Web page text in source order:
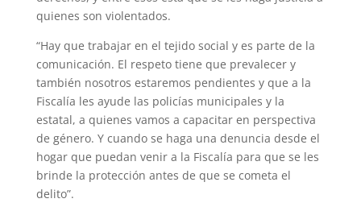
quienes son violentados.
“Hay que trabajar en el tejido social y es parte de la
comunicación. El respeto tiene que prevalecer y
también nosotros estaremos pendientes y que a la
Fiscalía les ayude las policías municipales y la
estatal, a quienes vamos a capacitar en perspectiva
de género. Y cuando se haga una denuncia desde el
hogar que puedan venir a la Fiscalía para que se les
brinde la protección antes de que se cometa el
delito”.